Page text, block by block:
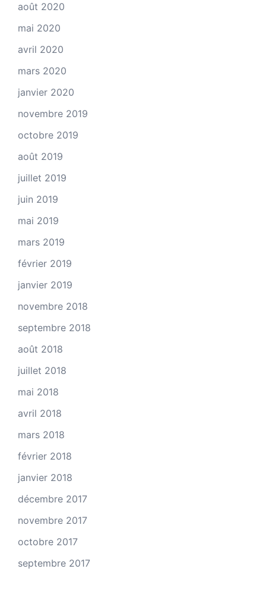
août 2020
mai 2020
avril 2020
mars 2020
janvier 2020
novembre 2019
octobre 2019
août 2019
juillet 2019
juin 2019
mai 2019
mars 2019
février 2019
janvier 2019
novembre 2018
septembre 2018
août 2018
juillet 2018
mai 2018
avril 2018
mars 2018
février 2018
janvier 2018
décembre 2017
novembre 2017
octobre 2017
septembre 2017